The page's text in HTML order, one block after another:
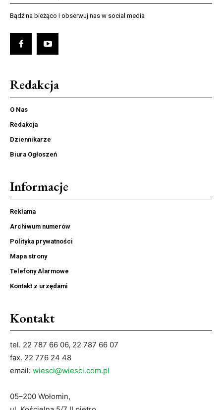
Bądź na bieżąco i obserwuj nas w social media
Redakcja
O Nas
Redakcja
Dziennikarze
Biura Ogłoszeń
Informacje
Reklama
Archiwum numerów
Polityka prywatności
Mapa strony
Telefony Alarmowe
Kontakt z urzędami
Kontakt
tel. 22 787 66 06, 22 787 66 07
fax. 22 776 24 48
email: wiesci@wiesci.com.pl
05–200 Wołomin,